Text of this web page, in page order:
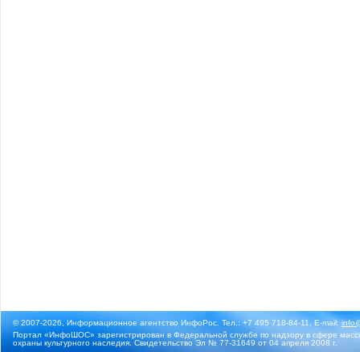
© 2007-2026, Информационное агентство ИнфоРос. Тел.: +7 495 718-84-11, E-mail:
Портал «ИнфоШОС» зарегистрирован в Федеральной службе по надзору в сфере
охраны культурного наследия. Свидетельство Эл № 77-31649 от 04 апреля 2008 г.